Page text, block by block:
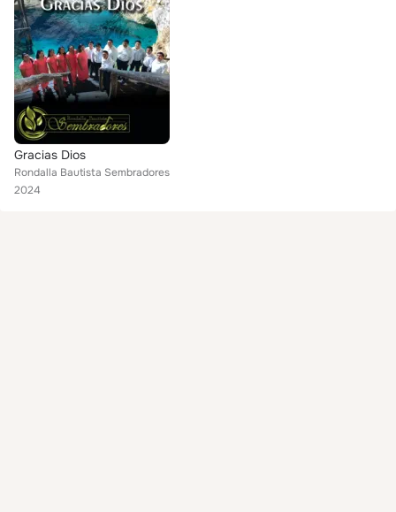
Gracias Dios
Rondalla Bautista Sembradores
2024